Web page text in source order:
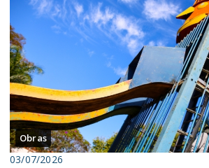
Obras
03/07/2026